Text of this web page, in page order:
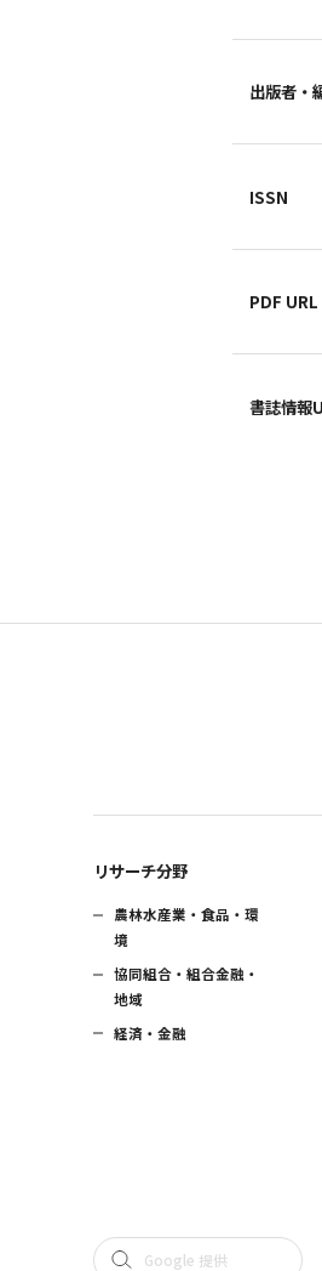
出版者・
ISSN
PDF URL
書誌情報
リサーチ分野
農林水産業・食品・環
境
協同組合・組合金融・
地域
経済・金融